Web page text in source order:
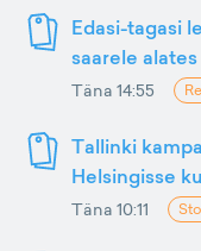
Edasi-tagasi
saarele
Täna 14:55
Tallinki
Helsingisse
Täna 10:11